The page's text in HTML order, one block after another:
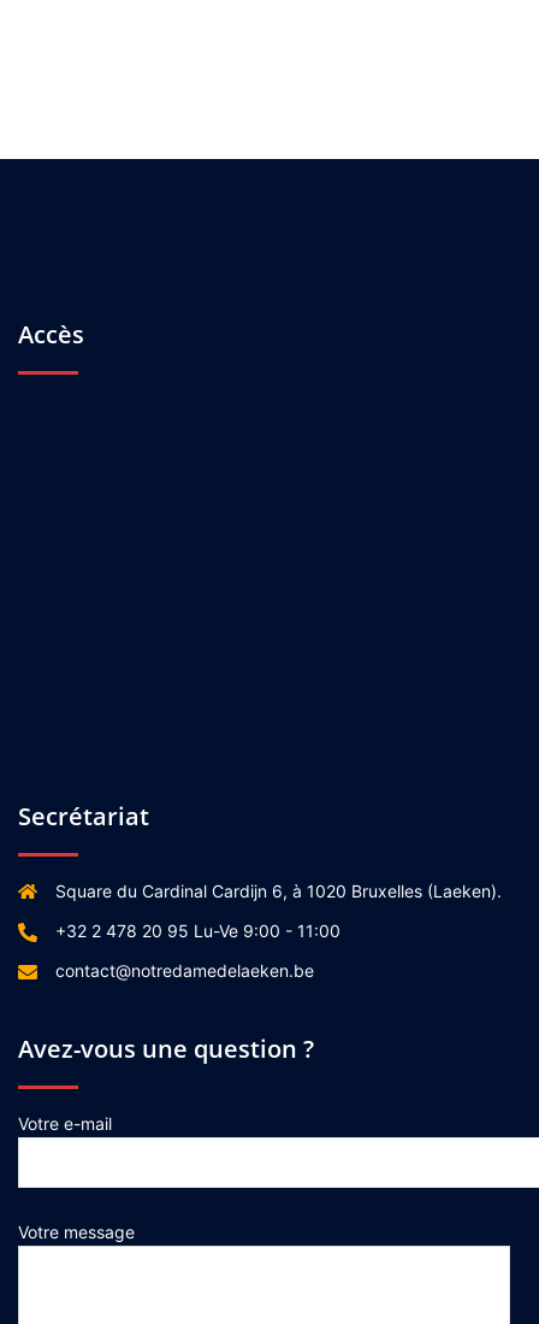
Accès
Secrétariat
Square du Cardinal Cardijn 6, à 1020 Bruxelles (Laeken).
+32 2 478 20 95 Lu-Ve 9:00 - 11:00
contact@notredamedelaeken.be
Avez-vous une question ?
Votre e-mail
Votre message